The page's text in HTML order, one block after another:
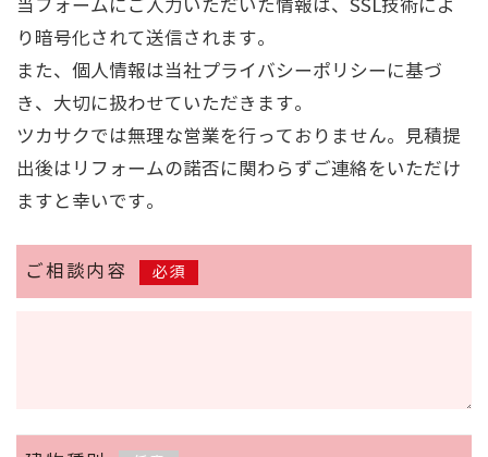
当フォームにご入力いただいた情報は、SSL技術によ
り暗号化されて送信されます。
また、個人情報は当社プライバシーポリシーに基づ
き、大切に扱わせていただきます。
ツカサクでは無理な営業を行っておりません。見積提
出後はリフォームの諾否に関わらずご連絡をいただけ
ますと幸いです。
ご相談内容 必須